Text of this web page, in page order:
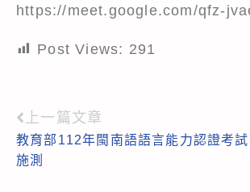
https://meet.google.com/qfz-
Post Views: 291
Read
more
上一篇文章
教育部112年閩南語語言能力認證考
施測